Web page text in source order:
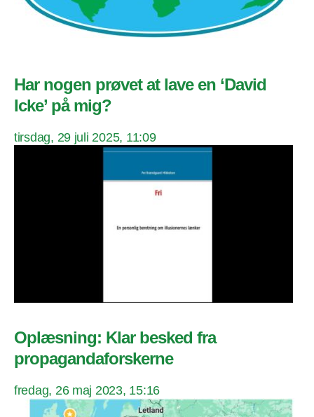
Har nogen prøvet at lave en ‘David
Icke’ på mig?
tirsdag, 29 juli 2025, 11:09
Oplæsning: Klar besked fra
propagandaforskerne
fredag, 26 maj 2023, 15:16